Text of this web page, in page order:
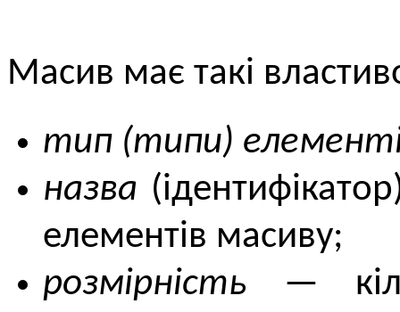
Масив має такі
тип (типи)
назва
елементів масиву;
розмірність —